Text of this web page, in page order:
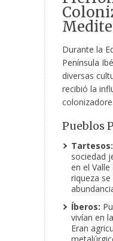
Durante la
Península
diversas
recibió la
Pueblos
Tartesos:
sociedad
en el Valle
riqueza
Íberos:
vivían en
Eran